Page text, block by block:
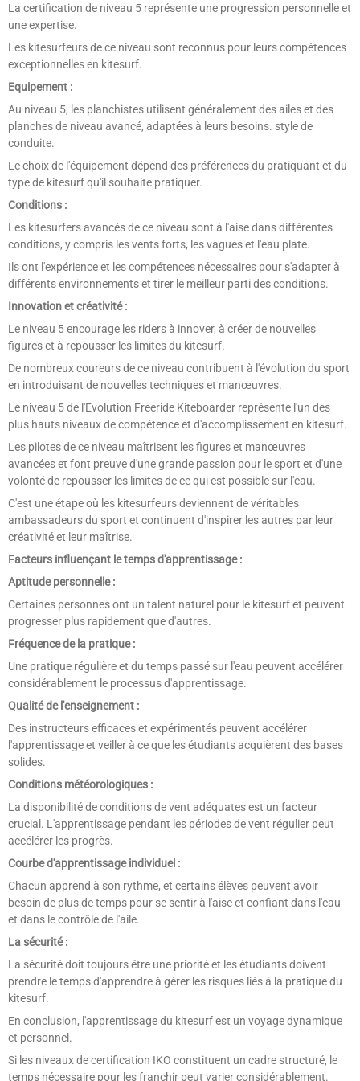
La certification de niveau 5 représente une progression personnelle et
une expertise.
Les kitesurfeurs de ce niveau sont reconnus pour leurs compétences
exceptionnelles en kitesurf.
Equipement :
Au niveau 5, les planchistes utilisent généralement des ailes et des
planches de niveau avancé, adaptées à leurs besoins. style de
conduite.
Le choix de l'équipement dépend des préférences du pratiquant et du
type de kitesurf qu'il souhaite pratiquer.
Conditions :
Les kitesurfers avancés de ce niveau sont à l'aise dans différentes
conditions, y compris les vents forts, les vagues et l'eau plate.
Ils ont l'expérience et les compétences nécessaires pour s'adapter à
différents environnements et tirer le meilleur parti des conditions.
Innovation et créativité :
Le niveau 5 encourage les riders à innover, à créer de nouvelles
figures et à repousser les limites du kitesurf.
De nombreux coureurs de ce niveau contribuent à l'évolution du sport
en introduisant de nouvelles techniques et manœuvres.
Le niveau 5 de l'Evolution Freeride Kiteboarder représente l'un des
plus hauts niveaux de compétence et d'accomplissement en kitesurf.
Les pilotes de ce niveau maîtrisent les figures et manœuvres
avancées et font preuve d'une grande passion pour le sport et d'une
volonté de repousser les limites de ce qui est possible sur l'eau.
C'est une étape où les kitesurfeurs deviennent de véritables
ambassadeurs du sport et continuent d'inspirer les autres par leur
créativité et leur maîtrise.
Facteurs influençant le temps d'apprentissage :
Aptitude personnelle :
Certaines personnes ont un talent naturel pour le kitesurf et peuvent
progresser plus rapidement que d'autres.
Fréquence de la pratique :
Une pratique régulière et du temps passé sur l'eau peuvent accélérer
considérablement le processus d'apprentissage.
Qualité de l'enseignement :
Des instructeurs efficaces et expérimentés peuvent accélérer
l'apprentissage et veiller à ce que les étudiants acquièrent des bases
solides.
Conditions météorologiques :
La disponibilité de conditions de vent adéquates est un facteur
crucial. L'apprentissage pendant les périodes de vent régulier peut
accélérer les progrès.
Courbe d'apprentissage individuel :
Chacun apprend à son rythme, et certains élèves peuvent avoir
besoin de plus de temps pour se sentir à l'aise et confiant dans l'eau
et dans le contrôle de l'aile.
La sécurité :
La sécurité doit toujours être une priorité et les étudiants doivent
prendre le temps d'apprendre à gérer les risques liés à la pratique du
kitesurf.
En conclusion, l'apprentissage du kitesurf est un voyage dynamique
et personnel.
Si les niveaux de certification IKO constituent un cadre structuré, le
temps nécessaire pour les franchir peut varier considérablement.